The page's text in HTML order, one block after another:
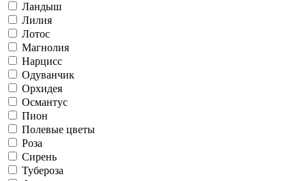
Ландыш
Лилия
Лотос
Магнолия
Нарцисс
Одуванчик
Орхидея
Османтус
Пион
Полевые цветы
Роза
Сирень
Тубероза